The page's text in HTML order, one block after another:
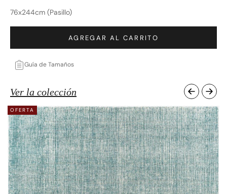
76x244cm (Pasillo)
AGREGAR AL CARRITO
Guía de Tamaños
Ver la colección
OFERTA